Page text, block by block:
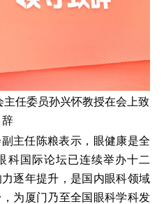
主任委员孙兴怀教授在会上致
辞
主任陈粮表示，眼健康是全
科国际论坛已连续举办十二
逐年提升，是国内眼科领域
为厦门乃至全国眼科学科发